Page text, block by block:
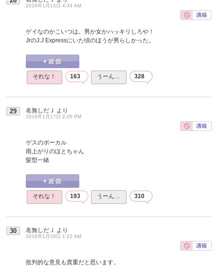
2016年1月13日 4:34 AM
ゲイなのかこいつは。男か女かハッキリしろや！
JrのJ.J Expressにいた頃のほうが男らしかった。
それな！ 163 うーん… 328
29 名無しだＪ より
2016年1月17日 2:05 PM
ゲスのボーカル
雨上がりのほとちゃん
髪型一緒
それな！ 193 うーん… 310
30 名無しだＪ より
2016年1月18日 1:22 AM
批判的な意見も貴重だと思います。